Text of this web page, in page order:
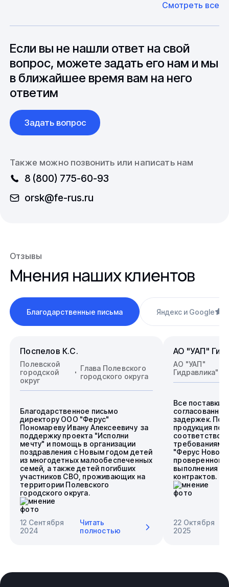
может быть сокращен до 1 недели.
до 6 месяцев производства.
вопросы связанные с документацией и
международной логистикой.
Смотреть все
Если вы не нашли ответ на свой
вопрос, можете задать его нам и мы
в ближайшее время вам на него
ответим
Задать вопрос
Также можно позвонить или написать нам
8 (800) 775-60-93
orsk@fe-rus.ru
Отзывы
Мнения наших клиентов
Благодарственные письма Яндекс и Google
Поспелов К.С.
Полевской
городской
округ
Глава Полевского
городского округа
Благодарственное письмо
директору ООО "Ферус"
Пономареву Ивану Алексеевичу за
поддержку проекта "Исполни
мечту" и помощь в организации
поздравления с Новым годом детей
из многодетных малообеспеченных
семей, а также детей погибших
участников СВО, проживающих на
территории Полевского
городского округа.
12 Сентября
2024
Читать
полностью
АО "УАП"
АО "УАП"
Гидравлика"
Все поставки
задержек.
продукция
требованиям.
"Ферус
проверенного
выполнения
контрактов.
22 Октября
2025